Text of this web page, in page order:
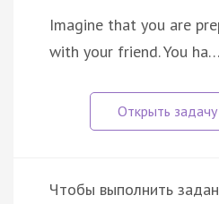
Imagine that you are
with your friend. You ha…
Чтобы выполнить